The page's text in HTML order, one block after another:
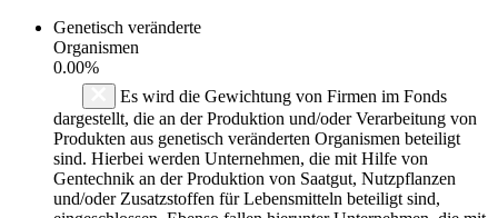
Genetisch veränderte
Organismen
0.00%
Es wird die Gewichtung von Firmen im Fonds
dargestellt, die an der Produktion und/oder Verarbeitung von
Produkten aus genetisch veränderten Organismen beteiligt
sind. Hierbei werden Unternehmen, die mit Hilfe von
Gentechnik an der Produktion von Saatgut, Nutzpflanzen
und/oder Zusatzstoffen für Lebensmitteln beteiligt sind,